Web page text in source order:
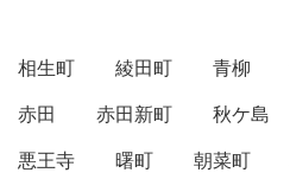
相生町 綾田町 青柳
赤田
赤田新町 秋ケ島
悪王寺
曙町 朝菜町